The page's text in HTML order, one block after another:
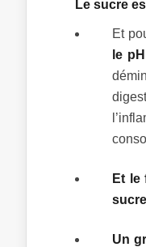
Le sucre
Et
le
Et le
Un